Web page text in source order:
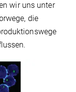
wir uns unter
die